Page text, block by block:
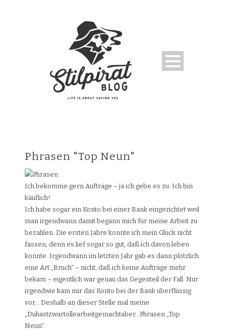
Phrasen "Top Neun"
Ich bekomme gern Aufträge – ja ich gebe es zu: Ich bin
käuflich!
Ich habe sogar ein Konto bei einer Bank eingerichtet weil
man irgendwann damit begann mich für meine Arbeit zu
bezahlen. Die ersten Jahre konnte ich mein Glück nicht
fassen, denn es lief sogar so gut, daß ich davon leben
konnte. Irgendwann im letzten Jahr gab es dann plötzlich
eine Art „Bruch“ – nicht, daß ich keine Aufträge mehr
bekam – eigentlich war genau das Gegenteil der Fall. Nur
irgendwie kam mir das Konto bei der Bank überflüssig
vor… Deshalb an dieser Stelle mal meine
„Duhastzwartollearbeitgemachtaber…Phrasen „Top
Neun“: